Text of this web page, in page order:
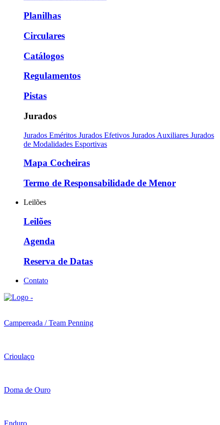
Planilhas
Circulares
Catálogos
Regulamentos
Pistas
Jurados
Jurados Eméritos Jurados Efetivos Jurados Auxiliares Jurados
de Modalidades Esportivas
Mapa Cocheiras
Termo de Responsabilidade de Menor
Leilões
Leilões
Agenda
Reserva de Datas
Contato
Campereada / Team Penning
Crioulaço
Doma de Ouro
Enduro